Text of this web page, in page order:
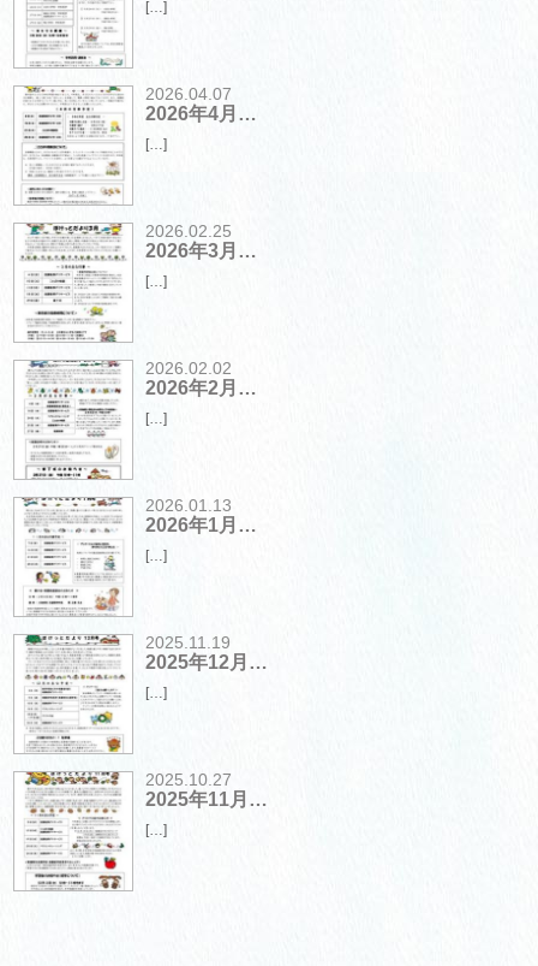
[…]
2026.04.07
2026年4月…
[…]
2026.02.25
2026年3月…
[…]
2026.02.02
2026年2月…
[…]
2026.01.13
2026年1月…
[…]
2025.11.19
2025年12月…
[…]
2025.10.27
2025年11月…
[…]